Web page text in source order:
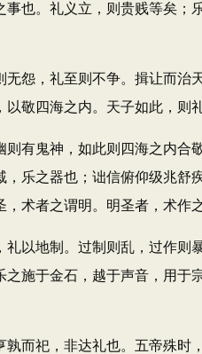
。礼义立，则贵贱等矣；
，礼至则不争。揖让而治
敬四海之内。天子如此，则礼
鬼神，如此则四海之内合
乐之器也；诎信俯仰级兆舒
术者之谓明。明圣者，术作之
地制。过制则乱，过作则
施于金石，越于声音，用于
祀，非达礼也。五帝殊时